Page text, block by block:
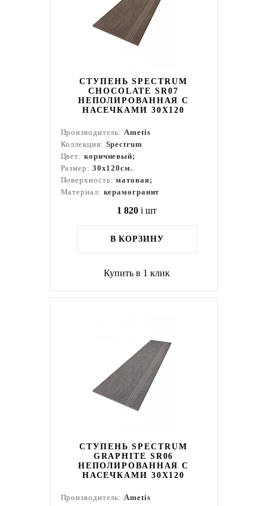
СТУПЕНЬ SPECTRUM
CHOCOLATE SR07
НЕПОЛИРОВАННАЯ С
НАСЕЧКАМИ 30X120
Производитель:Ametis
Коллекция: Spectrum
Цвет: коричневый;
Размер: 30x120см.
Поверхность:матовая;
Материал: керамогранит
1 820 i шт
В КОРЗИНУ
Купить в 1 клик
СТУПЕНЬ SPECTRUM
GRAPHITE SR06
НЕПОЛИРОВАННАЯ С
НАСЕЧКАМИ 30X120
Производитель:Ametis